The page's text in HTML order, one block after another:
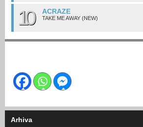
10 ACRAZE
TAKE ME AWAY (NEW)
Arhiva